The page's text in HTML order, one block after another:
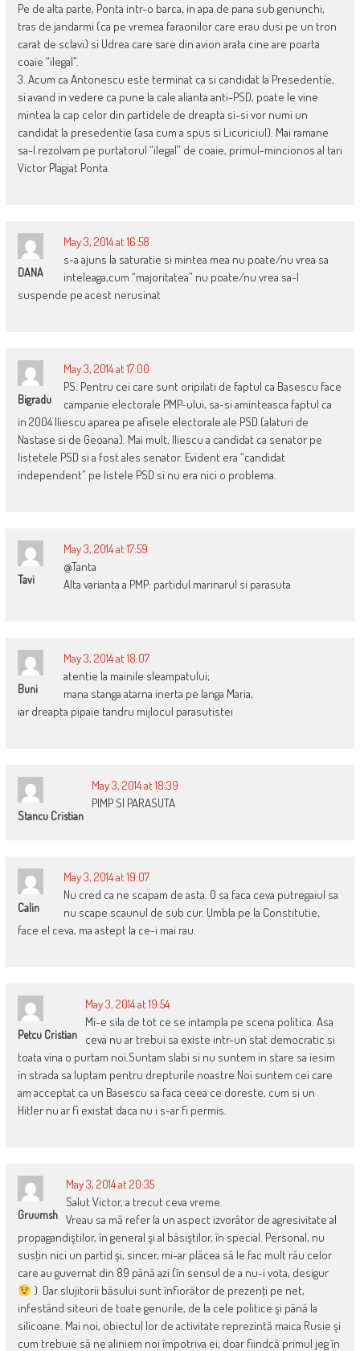
Pe de alta parte, Ponta intr-o barca, in apa de pana sub genunchi,
tras de jandarmi (ca pe vremea faraonilor care erau dusi pe un tron
carat de sclavi) si Udrea care sare din avion arata cine are poarta
coaie “ilegal”.
3. Acum ca Antonescu este terminat ca si candidat la Presedentie,
si avand in vedere ca pune la cale alianta anti-PSD, poate le vine
mintea la cap celor din partidele de dreapta si-si vor numi un
candidat la presedentie (asa cum a spus si Licuriciul). Mai ramane
sa-l rezolvam pe purtatorul “ilegal” de coaie, primul-mincionos al tari
Victor Plagiat Ponta.
DANA
May 3, 2014 at 16:58
s-a ajuns la saturatie si mintea mea nu poate/nu vrea sa
inteleaga,cum “majoritatea” nu poate/nu vrea sa-l
suspende pe acest nerusinat
Bigradu
May 3, 2014 at 17:00
PS. Pentru cei care sunt oripilati de faptul ca Basescu face
campanie electorale PMP-ului, sa-si aminteasca faptul ca
in 2004 Iliescu aparea pe afisele electorale ale PSD (alaturi de
Nastase si de Geoana). Mai mult, Iliescu a candidat ca senator pe
listetele PSD si a fost ales senator. Evident era “candidat
independent” pe listele PSD si nu era nici o problema.
Tavi
May 3, 2014 at 17:59
@Tanta
Alta varianta a PMP: partidul marinarul si parasuta
Buni
May 3, 2014 at 18:07
atentie la mainile sleampatului;
mana stanga atarna inerta pe langa Maria,
iar dreapta pipaie tandru mijlocul parasutistei
Stancu Cristian
May 3, 2014 at 18:39
PIMP SI PARASUTA
Calin
May 3, 2014 at 19:07
Nu cred ca ne scapam de asta. O sa faca ceva putregaiul sa
nu scape scaunul de sub cur. Umbla pe la Constitutie,
face el ceva, ma astept la ce-i mai rau.
Petcu Cristian
May 3, 2014 at 19:54
Mi-e sila de tot ce se intampla pe scena politica. Asa
ceva nu ar trebui sa existe intr-un stat democratic si
toata vina o purtam noi.Suntam slabi si nu suntem in stare sa iesim
in strada sa luptam pentru drepturile noastre.Noi suntem cei care
am acceptat ca un Basescu sa faca ceea ce doreste, cum si un
Hitler nu ar fi existat daca nu i s-ar fi permis.
Gruumsh
May 3, 2014 at 20:35
Salut Victor, a trecut ceva vreme.
Vreau sa mă refer la un aspect izvorâtor de agresivitate al
propagandiştilor, în general şi al băsiştilor, în special. Personal, nu
susţin nici un partid şi, sincer, mi-ar plăcea să le fac mult rău celor
care au guvernat din 89 până azi (în sensul de a nu-i vota, desigur
). Dar slujitorii băsului sunt înfiorător de prezenţi pe net,
infestând siteuri de toate genurile, de la cele politice şi până la
silicoane. Mai noi, obiectul lor de activitate reprezintă maica Rusie şi
cum trebuie să ne aliniem noi împotriva ei, doar fiindcă primul jeg în